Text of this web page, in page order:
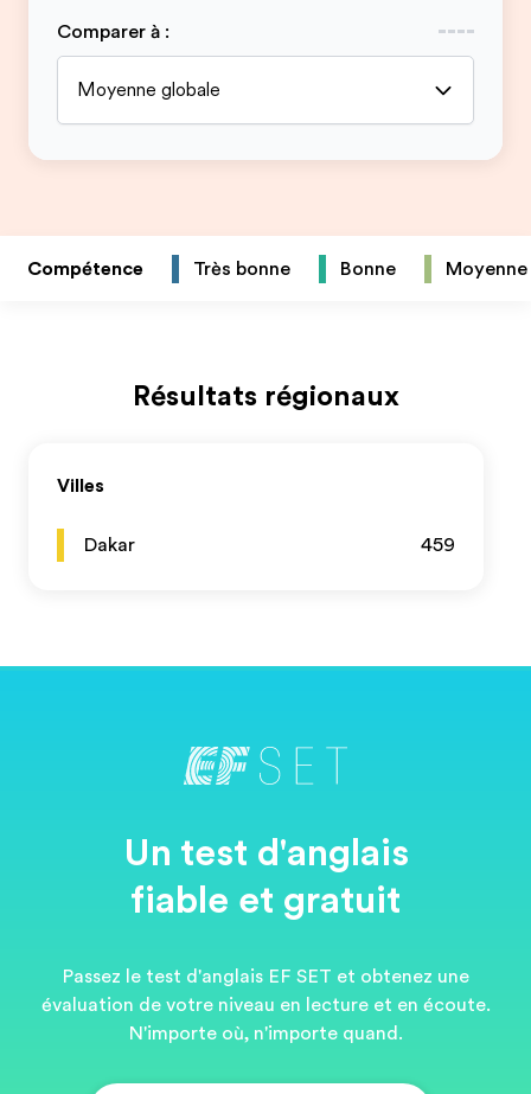
Comparer à :
Moyenne globale
Compétence Très bonne Bonne Moyenne
Résultats régionaux
Villes
Dakar 459
Un test d'anglais
fiable et gratuit
Passez le test d'anglais EF SET et obtenez une
évaluation de votre niveau en lecture et en écoute.
N'importe où, n'importe quand.